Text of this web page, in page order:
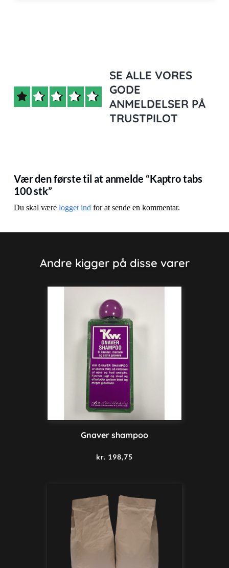
SE ALLE VORES
GODE
ANMELDELSER PÅ
TRUSTPILOT
Vær den første til at anmelde “Kaptro tabs
100 stk”
Du skal være logget ind for at sende en kommentar.
Andre kigger på disse varer
Gnaver shampoo
kr. 198,75